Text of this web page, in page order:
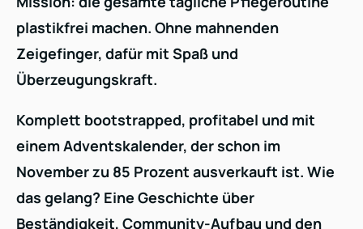
plastikfrei machen. Ohne mahnenden
Zeigefinger, dafür mit Spaß und
Überzeugungskraft.
Komplett bootstrapped, profitabel und mit
einem Adventskalender, der schon im
November zu 85 Prozent ausverkauft ist. Wie
das gelang? Eine Geschichte über
Beständigkeit, Community-Aufbau und den